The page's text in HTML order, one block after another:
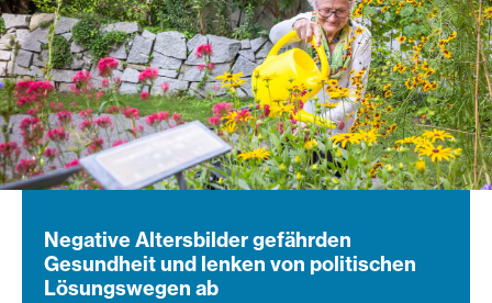
Negative Altersbilder gefährden
Gesundheit und lenken von politischen
Lösungswegen ab